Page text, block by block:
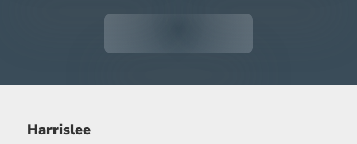
Harrislee